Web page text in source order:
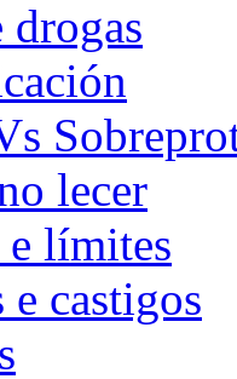
drogas
lecer
e límites
e castigos